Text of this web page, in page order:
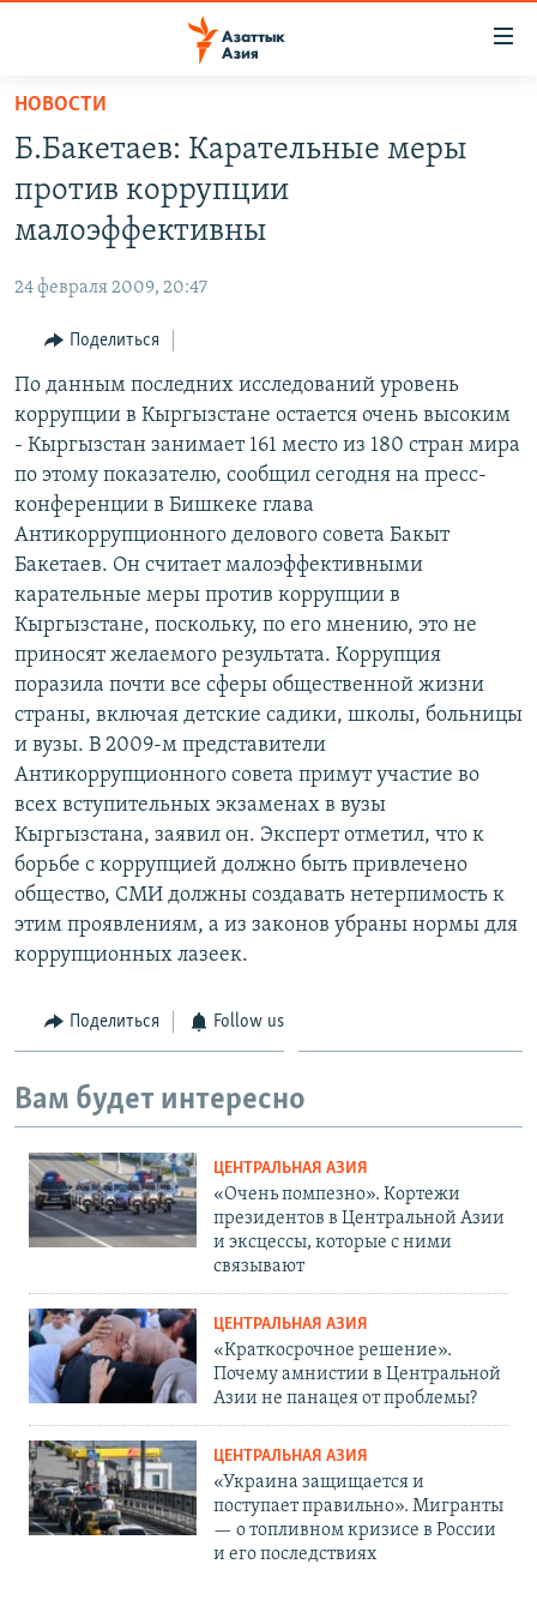
Вернуться
основному
содержанию
Вернутся
главной
навигации
Вернутся
поиску
КЫРГЫЗСТАН
ТАДЖИКИСТАН
ВОЙНА В УКРАИНЕ
ҚАЗАҚША
КЫРГЫЗЧА
ЎЗБЕКЧА
ТОҶИКӢ
TÜRKMENÇE
Все сайты РСЕ/РС
НОВОСТИ
Б.Бакетаев: Карательные меры
против коррупции
малоэффективны
24 февраля 2009, 20:47
Поделиться
По данным последних исследований уровень
коррупции в Кыргызстане остается очень высоким
- Кыргызстан занимает 161 место из 180 стран мира
по этому показателю, сообщил сегодня на пресс-
конференции в Бишкеке глава
Антикоррупционного делового совета Бакыт
Бакетаев. Он считает малоэффективными
карательные меры против коррупции в
Кыргызстане, поскольку, по его мнению, это не
приносят желаемого результата. Коррупция
поразила почти все сферы общественной жизни
страны, включая детские садики, школы, больницы
и вузы. В 2009-м представители
Антикоррупционного совета примут участие во
всех вступительных экзаменах в вузы
Кыргызстана, заявил он. Эксперт отметил, что к
борьбе с коррупцией должно быть привлечено
общество, СМИ должны создавать нетерпимость к
этим проявлениям, а из законов убраны нормы для
коррупционных лазеек.
Поделиться Follow us
Вам будет интересно
ЦЕНТРАЛЬНАЯ АЗИЯ
«Очень помпезно». Кортежи
президентов в Центральной Азии
и эксцессы, которые с ними
связывают
ЦЕНТРАЛЬНАЯ АЗИЯ
«Краткосрочное решение».
Почему амнистии в Центральной
Азии не панацея от проблемы?
ЦЕНТРАЛЬНАЯ АЗИЯ
«Украина защищается и
поступает правильно». Мигранты
— о топливном кризисе в России
и его последствиях